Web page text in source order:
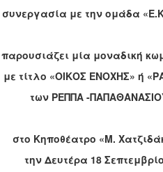
συνεργασία με την ομάδα
παρουσιάζει μία μοναδική
με τίτλο «ΟΙΚΟΣ ΕΝΟΧΗΣ» ή
των ΡΕΠΠΑ -
στο Κηποθέατρο «Μ.
την Δευτέρα 18